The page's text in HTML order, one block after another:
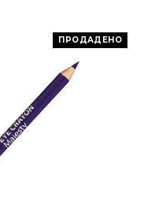
ПРОДАДЕНО